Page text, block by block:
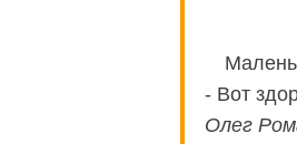
- Вот
Олег